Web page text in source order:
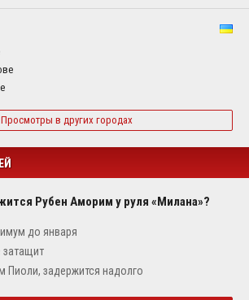
Просмотры в других городах
Рубен Аморим у руля «Милана»?
до января
затащит
Пиоли, задержится надолго